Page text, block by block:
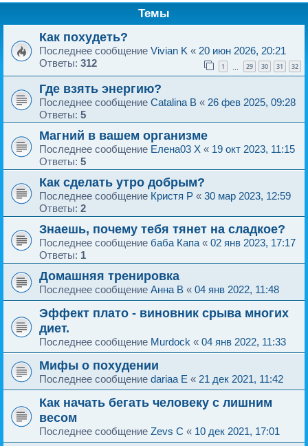
Темы
Как похудеть?
Последнее сообщение Vivian K « 20 июн 2026, 20:21
Ответы: 312 1 29 30 31 32
Где взять энергию?
Последнее сообщение Catalina B « 26 фев 2025, 09:28
Ответы: 5
Магний в вашем организме
Последнее сообщение Елена03 X « 19 окт 2023, 11:15
Ответы: 5
Как сделать утро добрым?
Последнее сообщение Криcтя P « 30 мар 2023, 12:59
Ответы: 2
Знаешь, почему тебя тянет на сладкое?
Последнее сообщение баба Капа « 02 янв 2023, 17:17
Ответы: 1
Домашняя тренировка
Последнее сообщение Анна B « 04 янв 2022, 11:48
Эффект плато - виновник срыва многих
диет.
Последнее сообщение Murdock « 04 янв 2022, 11:33
Мифы о похудении
Последнее сообщение dariaa E « 21 дек 2021, 11:42
Как начать бегать человеку с лишним
весом
Последнее сообщение Zevs C « 10 дек 2021, 17:01